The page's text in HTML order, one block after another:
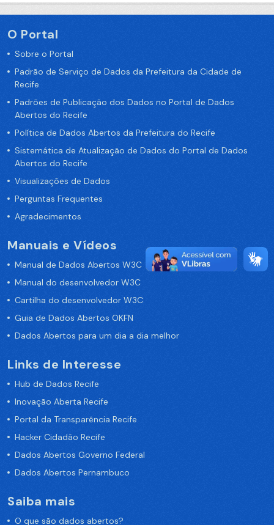
O Portal
Sobre o Portal
Padrão de Serviço de Dados da Prefeitura da Cidade de
Recife
Padrões de Publicação dos Dados no Portal de Dados
Abertos do Recife
Política de Dados Abertos da Prefeitura do Recife
Sistemática de Atualização de Dados do Portal de Dados
Abertos do Recife
Visualizações de Dados
Perguntas Frequentes
Agradecimentos
Manuais e Vídeos
Manual de Dados Abertos W3C
Manual do desenvolvedor W3C
Cartilha do desenvolvedor W3C
Guia de Dados Abertos OKFN
Dados Abertos para um dia a dia melhor
Links de Interesse
Hub de Dados Recife
Inovação Aberta Recife
Portal da Transparência Recife
Hacker Cidadão Recife
Dados Abertos Governo Federal
Dados Abertos Pernambuco
Saiba mais
O que são dados abertos?